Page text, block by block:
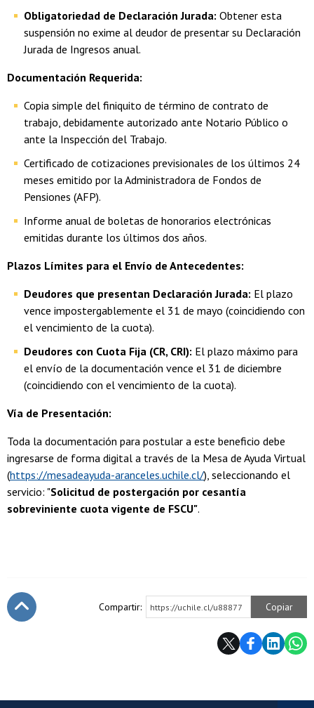
Obligatoriedad de Declaración Jurada: Obtener esta
suspensión no exime al deudor de presentar su Declaración
Jurada de Ingresos anual.
Documentación Requerida:
Copia simple del finiquito de término de contrato de
trabajo, debidamente autorizado ante Notario Público o
ante la Inspección del Trabajo.
Certificado de cotizaciones previsionales de los últimos 24
meses emitido por la Administradora de Fondos de
Pensiones (AFP).
Informe anual de boletas de honorarios electrónicas
emitidas durante los últimos dos años.
Plazos Límites para el Envío de Antecedentes:
Deudores que presentan Declaración Jurada: El plazo
vence impostergablemente el 31 de mayo (coincidiendo con
el vencimiento de la cuota).
Deudores con Cuota Fija (CR, CRI): El plazo máximo para
el envío de la documentación vence el 31 de diciembre
(coincidiendo con el vencimiento de la cuota).
Vía de Presentación:
Toda la documentación para postular a este beneficio debe
ingresarse de forma digital a través de la Mesa de Ayuda Virtual
(https://mesadeayuda-aranceles.uchile.cl/), seleccionando el
servicio: "Solicitud de postergación por cesantía
sobreviniente cuota vigente de FSCU".
Compartir: https://uchile.cl/u88877 Copiar